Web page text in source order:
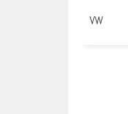
VW